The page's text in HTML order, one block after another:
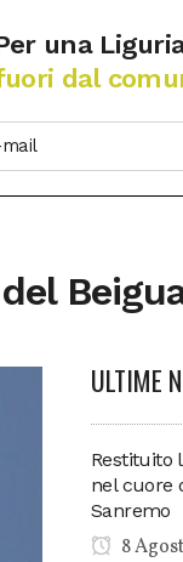
una
dal
ULTIME
Restituito
nel cuore
Sanremo
8